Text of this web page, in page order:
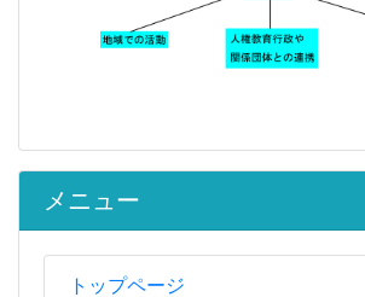
メニュー
トップページ